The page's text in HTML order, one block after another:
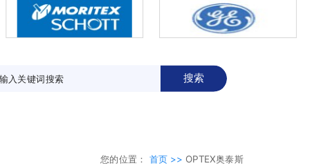
搜索
您的位置： 首页 >> OPTEX奥泰斯